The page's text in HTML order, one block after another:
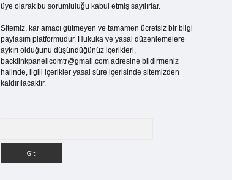
üye olarak bu sorumluluğu kabul etmiş sayılırlar.
Sitemiz, kar amacı gütmeyen ve tamamen ücretsiz bir bilgi
paylaşım platformudur. Hukuka ve yasal düzenlemelere
aykırı olduğunu düşündüğünüz içerikleri,
backlinkpanelicomtr@gmail.comadresine bildirmeniz
halinde, ilgili içerikler yasal süre içerisinde sitemizden
kaldırılacaktır.